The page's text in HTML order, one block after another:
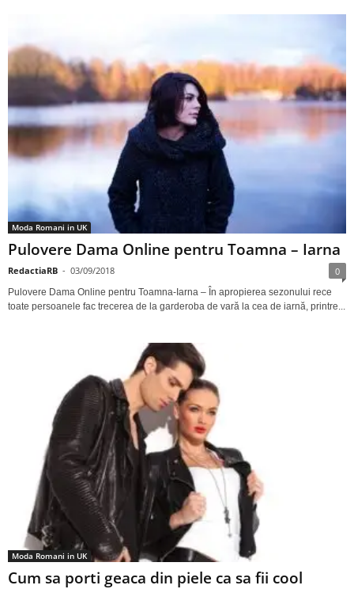
Moda Romani in UK
Pulovere Dama Online pentru Toamna – Iarna
RedactiaRB - 03/09/2018 0
Pulovere Dama Online pentru Toamna-Iarna – În apropierea sezonului rece
toate persoanele fac trecerea de la garderoba de vară la cea de iarnă, printre...
Moda Romani in UK
Cum sa porti geaca din piele ca sa fii cool